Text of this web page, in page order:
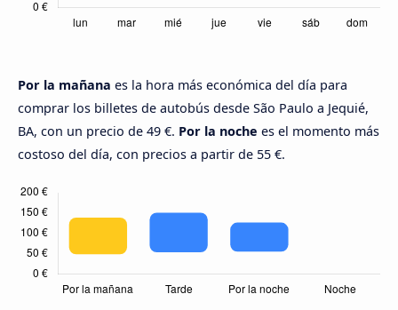
Por la mañana es la hora más económica del día para
comprar los billetes de autobús desde São Paulo a Jequié,
BA, con un precio de 49 €. Por la noche es el momento más
costoso del día, con precios a partir de 55 €.